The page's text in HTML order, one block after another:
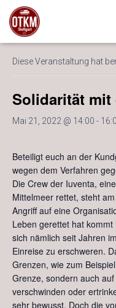
« Alle Veranstaltungen
Diese Veranstaltung hat
Solidarität mit
Mai 21, 2022 @ 14:00 -
Beteiligt euch an der
wegen dem Verfahren
Die Crew der Iuventa,
Mittelmeer rettet, steht
Angriff auf eine
Leben gerettet hat
sich nämlich seit Jahren
Einreise zu erschweren.
Grenzen, wie zum
Grenze, sondern auch
verschwinden oder
sehr bewusst. Doch die